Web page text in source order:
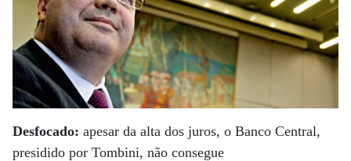
Desfocado: apesar da alta dos juros, o Banco Central,
presidido por Tombini, não consegue